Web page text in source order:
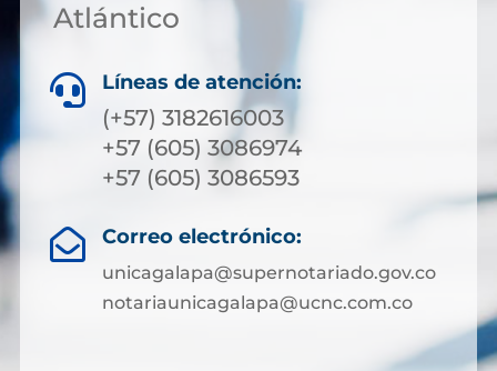
Atlántico
 Líneas de atención:
(+57) 3182616003
+57 (605) 3086974
+57 (605) 3086593
 Correo electrónico:
unicagalapa@supernotariado.gov.co
notariaunicagalapa@ucnc.com.co